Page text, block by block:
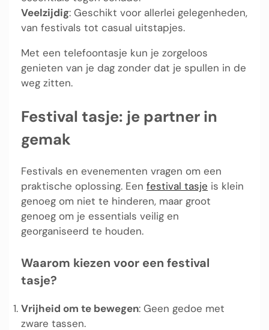
Veelzijdig: Geschikt voor allerlei gelegenheden,
van festivals tot casual uitstapjes.
Met een telefoontasje kun je zorgeloos
genieten van je dag zonder dat je spullen in de
weg zitten.
Festival tasje: je partner in
gemak
Festivals en evenementen vragen om een
praktische oplossing. Een festival tasje is klein
genoeg om niet te hinderen, maar groot
genoeg om je essentials veilig en
georganiseerd te houden.
Waarom kiezen voor een festival
tasje?
Vrijheid om te bewegen: Geen gedoe met
zware tassen.